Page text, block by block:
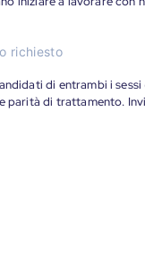
richiesto
di entrambi i
parità di trattamento.